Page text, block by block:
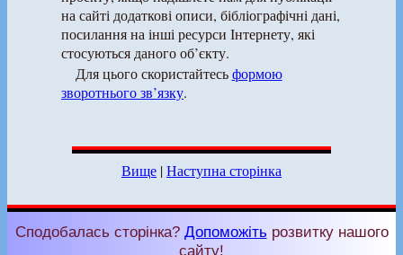
на сайті додаткові описи, бібліографічні дані,
посилання на інші ресурси Інтернету, які
стосуються даного об’єкту.
Для цього скористайтесьформою
зворотнього зв’язку.
Вище |Наступна сторінка
Сподобалась сторінка? Допоможіть розвитку нашого
сайту!